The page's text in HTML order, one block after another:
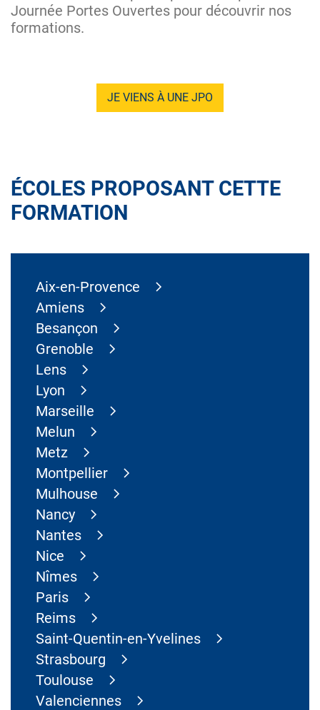
Journée Portes Ouvertes pour découvrir nos
formations.
JE VIENS À UNE JPO
ÉCOLES PROPOSANT CETTE
FORMATION
Aix-en-Provence
Amiens
Besançon
Grenoble
Lens
Lyon
Marseille
Melun
Metz
Montpellier
Mulhouse
Nancy
Nantes
Nice
Nîmes
Paris
Reims
Saint-Quentin-en-Yvelines
Strasbourg
Toulouse
Valenciennes